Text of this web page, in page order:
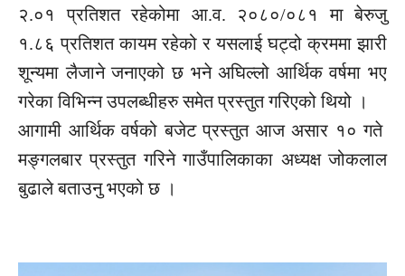
२.०१ प्रतिशत रहेकोमा आ.व. २०८०/०८१ मा बेरुजु
१.८६ प्रतिशत कायम रहेको र यसलाई घट्दो क्रममा झारी
शून्यमा लैजाने जनाएको छ भने अघिल्लो आर्थिक वर्षमा भए
गरेका विभिन्न उपलब्धीहरु समेत प्रस्तुत गरिएको थियो ।
आगामी आर्थिक वर्षको बजेट प्रस्तुत आज असार १० गते
मङ्गलबार प्रस्तुत गरिने गाउँपालिकाका अध्यक्ष जोकलाल
बुढाले बताउनु भएको छ ।